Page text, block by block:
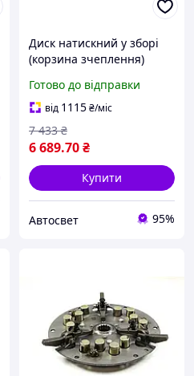
Диск натискний у зборі
(корзина зчеплення)
1601050-Б1 (Kr)
Готово до відправки
від 1115₴/міс
6 689.70₴
7 433 ₴
Купити
Автосвет 95%